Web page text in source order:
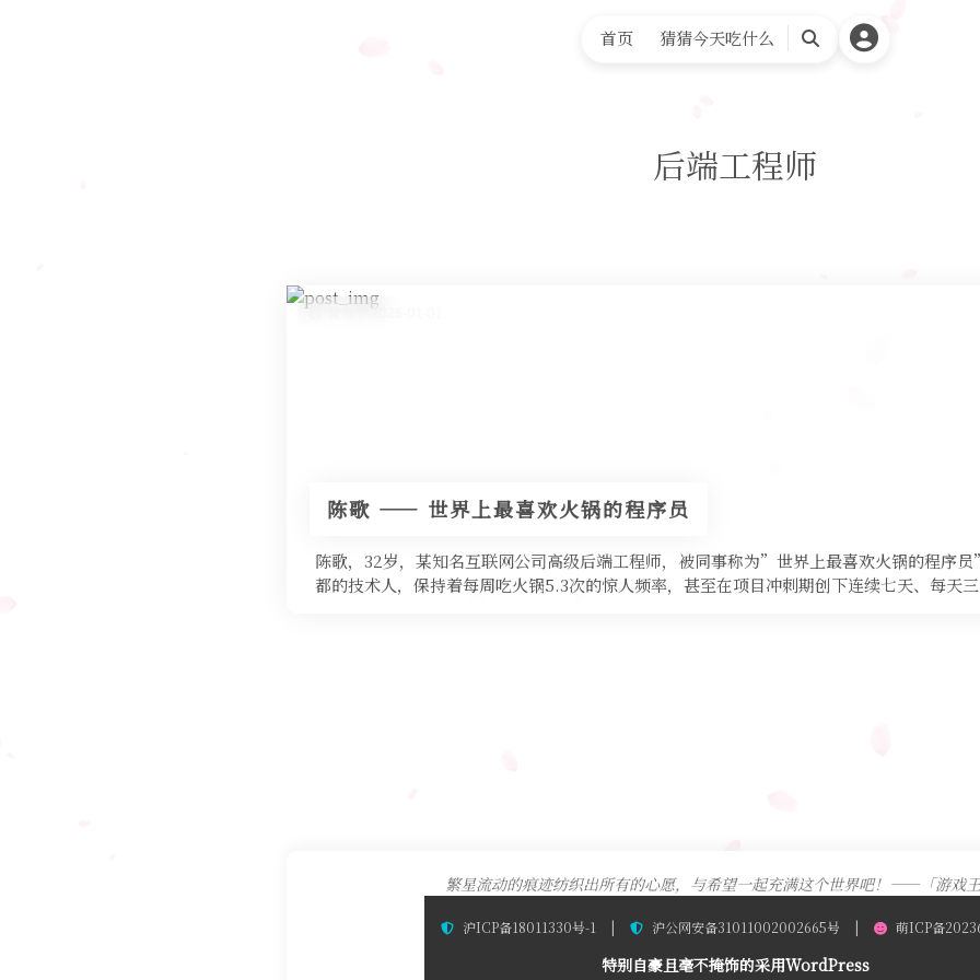
首页 猜猜今天吃什么
搜
后端工程师
发布于 2026-01-01
陈歌 —— 世界上最喜欢火锅的程序员
陈歌，32岁，某知名互联网公司高级后端工程师，被同事称为”世界上最喜欢火锅的程序
都的技术人，保持着每周吃火锅5.3次的惊人频率，甚至在项目冲刺期创下连续七天、每天三
繁星流动的痕迹纺织出所有的心愿，与希望一起充满这个世界吧！——「游戏王
沪ICP备18011330号-1 | 沪公网安备31011002002665号 | 萌ICP备
特别自豪且毫不掩饰的采用WordPress